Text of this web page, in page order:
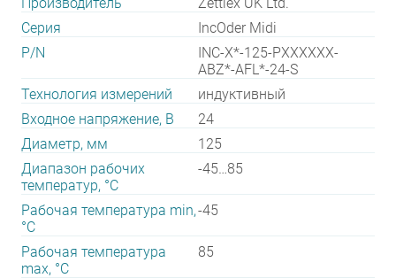
Серия
IncOder Midi
P/N
INC-X*-125-PXXXXXX-
ABZ*-AFL*-24-S
Технология измерений
индуктивный
Входное напряжение, В
24
Диаметр, мм
125
Диапазон рабочих
температур, °С
-45…85
Рабочая температура min,
°С
-45
Рабочая температура
max, °С
85